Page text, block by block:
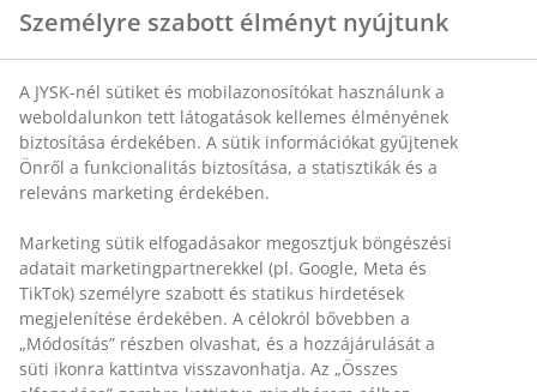
Személyre szabott élményt nyújtunk
A JYSK-nél sütiket és mobilazonosítókat használunk a
weboldalunkon tett látogatások kellemes élményének
biztosítása érdekében. A sütik információkat gyűjtenek
Önről a funkcionalitás biztosítása, a statisztikák és a
releváns marketing érdekében.
Marketing sütik elfogadásakor megosztjuk böngészési
adatait marketingpartnerekkel (pl. Google, Meta és
TikTok) személyre szabott és statikus hirdetések
megjelenítése érdekében. A célokról bővebben a
„Módosítás” részben olvashat, és a hozzájárulását a
süti ikonra kattintva visszavonhatja. Az „Összes